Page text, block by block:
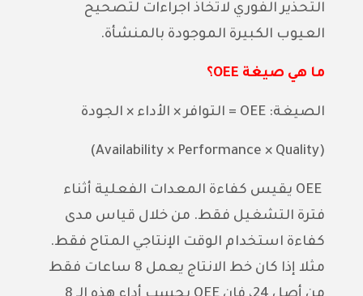
التحذير الفوري لاتخاذ اجراءات لتصحيح
العيوب الكبيرة الموجودة بالمنشأة.
ما هي صيغة OEE؟
الصيغة:
OEE = التوافر× الأداء× الجودة
(Availability × Performance × Quality)
OEE يقيس كفاءة المعدات الفعلية أثناء
فترة التشغيل فقط. من خلال قياس مدى
كفاءة استخدام الوقت الإنتاجي المتاح فقط.
مثلا إذا كان خط الانتاج يعمل 8 ساعات فقط